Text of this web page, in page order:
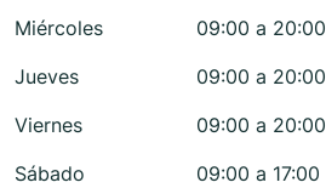
Miércoles
09:00 a 20:00
Jueves
09:00 a 20:00
Viernes
09:00 a 20:00
Sábado
09:00 a 17:00